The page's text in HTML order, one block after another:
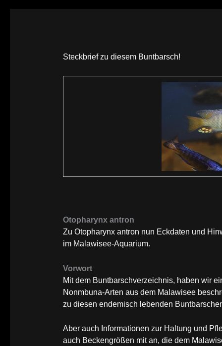
Steckbrief zu diesem Buntbarsch!
Otopharynx antron
Zu Otopharynx antron nun Eckdaten und
im Malawisee-Aquarium.
Vorwort
Mit dem Buntbarschverzeichnis, haben wir
Nonmbuna-Arten aus dem Malawisee
zu diesen endemisch lebenden
Aber auch Informationen zur Haltung und
auch Beckengrößen mit an, die dem